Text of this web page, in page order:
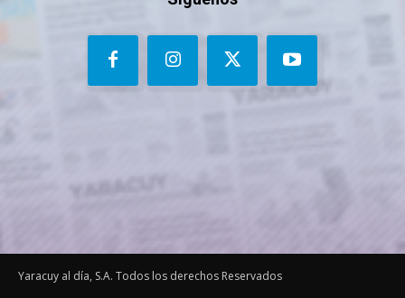
Yaracuy al día, S.A. Todos los derechos Reservados